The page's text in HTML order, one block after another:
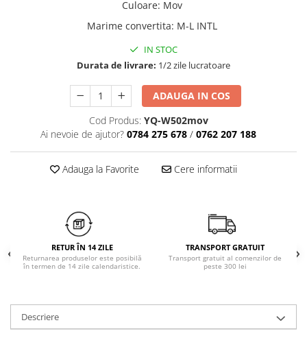
Seturi și Compleuri
Culoare: Mov
Marime convertita: M-L INTL
IN STOC
Durata de livrare: 1/2 zile lucratoare
ADAUGA IN COS
Cod Produs: YQ-W502mov
Ai nevoie de ajutor? 0784 275 678 / 0762 207 188
Adauga la Favorite Cere informatii
RETUR ÎN 14 ZILE
Returnarea produselor este posibilă
în termen de 14 zile calendaristice.
TRANSPORT GRATUIT
Transport gratuit al comenzilor de
peste 300 lei
Descriere